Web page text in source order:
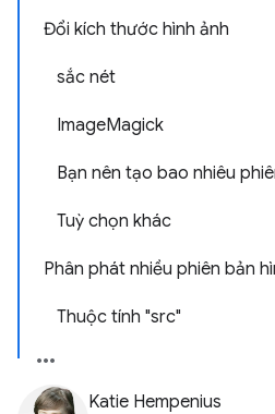
Đổi kích thước hình ảnh
sắc nét
ImageMagick
Bạn nên tạo bao nhiêu
Tuỳ chọn khác
Phân phát nhiều phiên bản
Thuộc tính "src"
Katie Hempenius